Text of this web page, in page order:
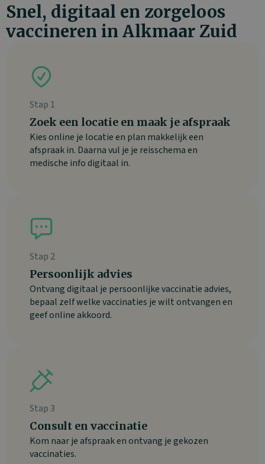
Snel, digitaal en zorgeloos
vaccineren in Alkmaar Zuid
Stap 1
Zoek een locatie en maak je afspraak
Kies online je locatie en plan makkelijk een
afspraak in. Daarna vul je je reisschema en
medische info digitaal in.
Stap 2
Persoonlijk advies
Ontvang digitaal je persoonlijke vaccinatie advies,
bepaal zelf welke vaccinaties je wilt ontvangen en
geef online akkoord.
Stap 3
Consult en vaccinatie
Kom naar je afspraak en ontvang je gekozen
vaccinaties.